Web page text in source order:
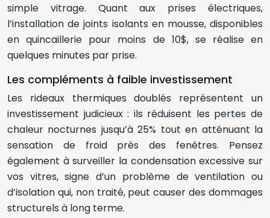
simple vitrage. Quant aux prises électriques,
l’installation de joints isolants en mousse, disponibles
en quincaillerie pour moins de 10$, se réalise en
quelques minutes par prise.
Les compléments à faible investissement
Les rideaux thermiques doublés représentent un
investissement judicieux : ils réduisent les pertes de
chaleur nocturnes jusqu’à 25% tout en atténuant la
sensation de froid près des fenêtres. Pensez
également à surveiller la condensation excessive sur
vos vitres, signe d’un problème de ventilation ou
d’isolation qui, non traité, peut causer des dommages
structurels à long terme.